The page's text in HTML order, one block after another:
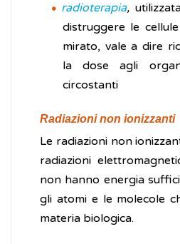
radioterapia,
distruggere le
mirato, vale a dire
la dose agli
circostanti
Radiazioni non ionizzanti
Le radiazioni non
radiazioni
non hanno energia
gli atomi e le molecole
materia biologica.